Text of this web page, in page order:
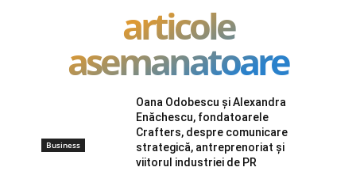
articole
asemanatoare
Business
Oana Odobescu și Alexandra
Enăchescu, fondatoarele
Crafters, despre comunicare
strategică, antreprenoriat și
viitorul industriei de PR